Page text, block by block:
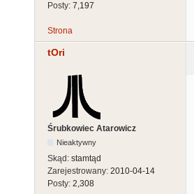
Posty: 7,197
Strona
tOri
Śrubkowiec Atarowicz
Nieaktywny
Skąd: stamtąd
Zarejestrowany: 2010-04-14
Posty: 2,308